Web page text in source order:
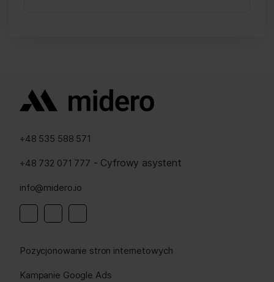
+48 535 588 571
+48 732 071 777 - Cyfrowy asystent
info@midero.io
Pozycjonowanie stron internetowych
Kampanie Google Ads